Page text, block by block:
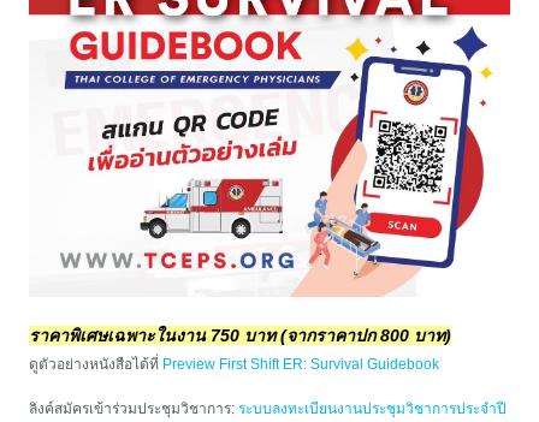
ราคาพิเศษเฉพาะในงาน 750 บาท (จากราคาปก 800 บาท)
ดูตัวอย่างหนังสือได้ที่ Preview First Shift ER: Survival Guidebook
ลิงค์สมัครเข้าร่วมประชุมวิชาการ:ระบบลงทะเบียนงานประชุมวิชาการประจำปี